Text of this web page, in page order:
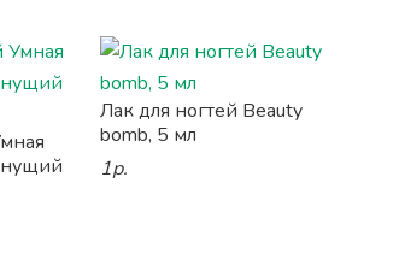
Лак для ногтей Beauty
bomb, 5 мл
1р.